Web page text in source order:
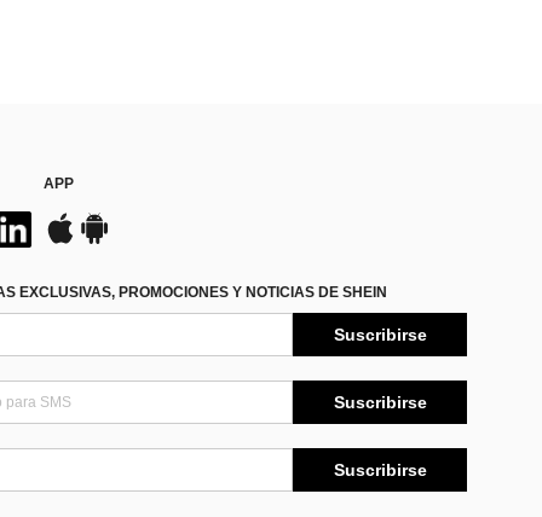
APP
EXCLUSIVAS, PROMOCIONES Y NOTICIAS DE SHEIN
Suscribirse
Suscribirse
Suscribirse